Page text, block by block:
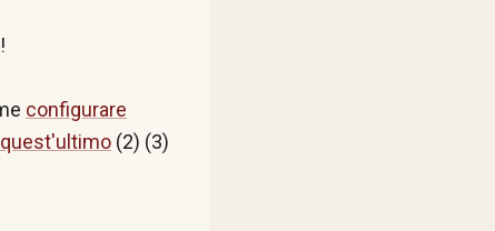
configurare
(2) (3)